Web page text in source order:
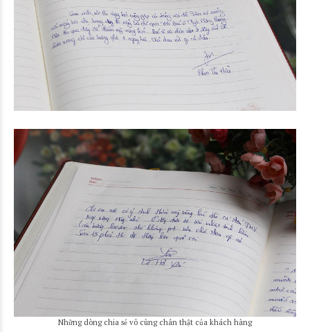
Những dòng chia sẻ vô cùng chân thật của khách hàng